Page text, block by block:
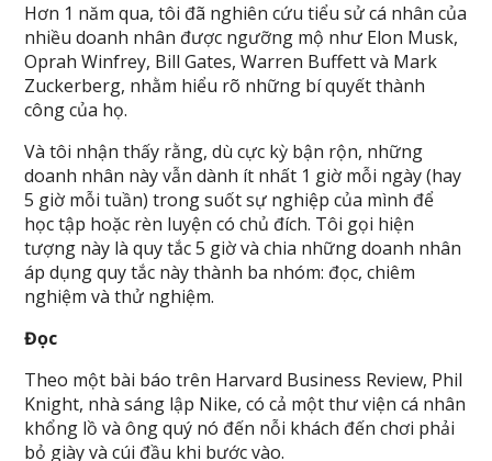
Hơn 1 năm qua, tôi đã nghiên cứu tiểu sử cá nhân của
nhiều doanh nhân được ngưỡng mộ như Elon Musk,
Oprah Winfrey, Bill Gates, Warren Buffett và Mark
Zuckerberg, nhằm hiểu rõ những bí quyết thành
công của họ.
Và tôi nhận thấy rằng, dù cực kỳ bận rộn, những
doanh nhân này vẫn dành ít nhất 1 giờ mỗi ngày (hay
5 giờ mỗi tuần) trong suốt sự nghiệp của mình để
học tập hoặc rèn luyện có chủ đích. Tôi gọi hiện
tượng này là quy tắc 5 giờ và chia những doanh nhân
áp dụng quy tắc này thành ba nhóm: đọc, chiêm
nghiệm và thử nghiệm.
Đọc
Theo một bài báo trên Harvard Business Review, Phil
Knight, nhà sáng lập Nike, có cả một thư viện cá nhân
khổng lồ và ông quý nó đến nỗi khách đến chơi phải
bỏ giày và cúi đầu khi bước vào.